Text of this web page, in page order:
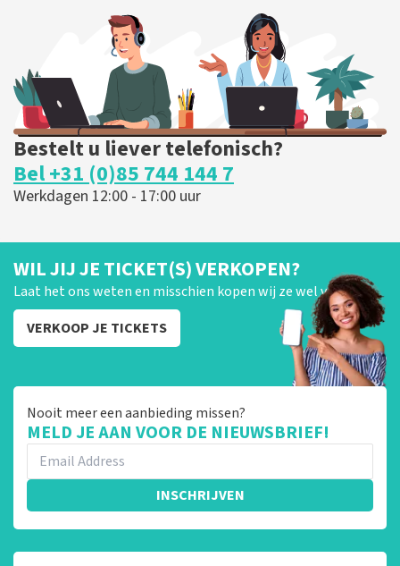
Bestelt u liever telefonisch?
Bel +31 (0)85 744 144 7
Werkdagen 12:00 - 17:00 uur
WIL JIJ JE TICKET(S) VERKOPEN?
Laat het ons weten en misschien kopen wij ze wel van je!
VERKOOP JE TICKETS
Nooit meer een aanbieding missen?
MELD JE AAN VOOR DE NIEUWSBRIEF!
INSCHRIJVEN